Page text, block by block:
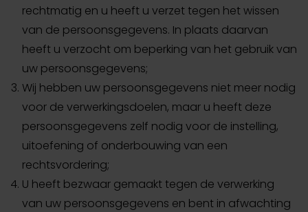
rechtmatig en u heeft u verzet tegen het wissen
van de persoonsgegevens. In plaats daarvan
heeft u verzocht om beperking van het gebruik van
uw persoonsgegevens;
Wij hebben uw persoonsgegevens niet meer nodig
voor de verwerkingsdoelen, maar u heeft deze
persoonsgegevens zelf nodig voor de instelling,
uitoefening of onderbouwing van een
rechtsvordering;
U heeft bezwaar gemaakt tegen de verwerking
van uw persoonsgegevens en bent in afwachting